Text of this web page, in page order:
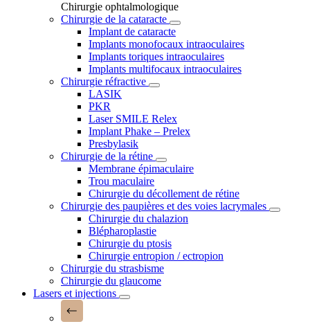
Chirurgie ophtalmologique
Chirurgie de la cataracte
Implant de cataracte
Implants monofocaux intraoculaires
Implants toriques intraoculaires
Implants multifocaux intraoculaires
Chirurgie réfractive
LASIK
PKR
Laser SMILE Relex
Implant Phake – Prelex
Presbylasik
Chirurgie de la rétine
Membrane épimaculaire
Trou maculaire
Chirurgie du décollement de rétine
Chirurgie des paupières et des voies lacrymales
Chirurgie du chalazion
Blépharoplastie
Chirurgie du ptosis
Chirurgie entropion / ectropion
Chirurgie du strasbisme
Chirurgie du glaucome
Lasers et injections